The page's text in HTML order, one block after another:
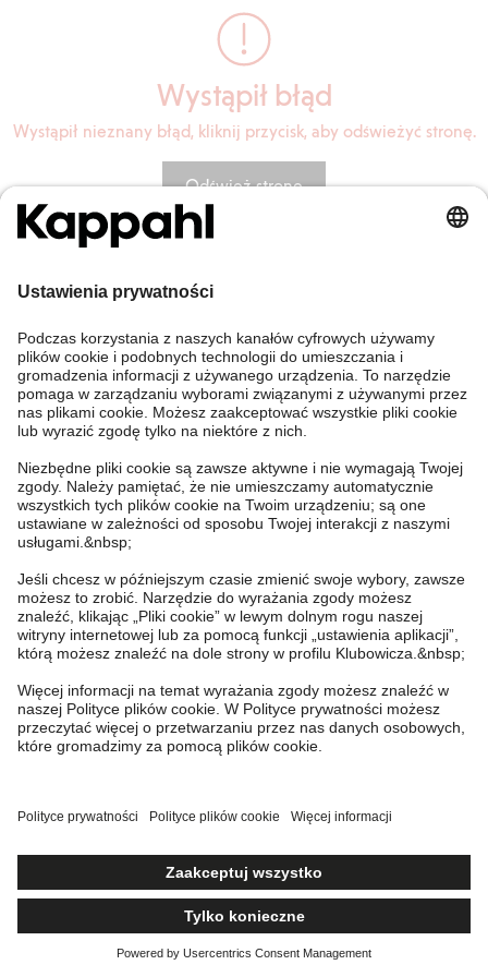
Wystąpił błąd
Wystąpił nieznany błąd, kliknij przycisk, aby odświeżyć stronę.
Odśwież stronę